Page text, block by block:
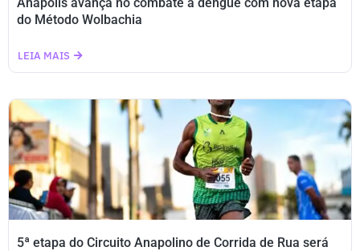
do Método Wolbachia
LEIA MAIS
5ª etapa do Circuito Anapolino de Corrida de Rua será